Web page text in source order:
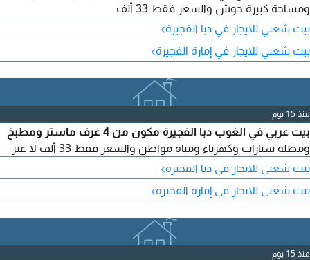
ومساحة كبيرة حوش والسعر فقط 33 ألف
بيت شعبي للايجار في دبا الفجيرة›
بيت شعبي للايجار في إمارة الفجيرة›
منذ 15 يوم
بيت عربي في الغوب دبا الفجيرة مكون من 4 غرف ماستر ومطبخ
ومظلة سيارات وكهرباء ومياه مواطن والسعر فقط 33 ألف لا غير
بيت شعبي للايجار في دبا الفجيرة›
بيت شعبي للايجار في إمارة الفجيرة›
منذ 15 يوم